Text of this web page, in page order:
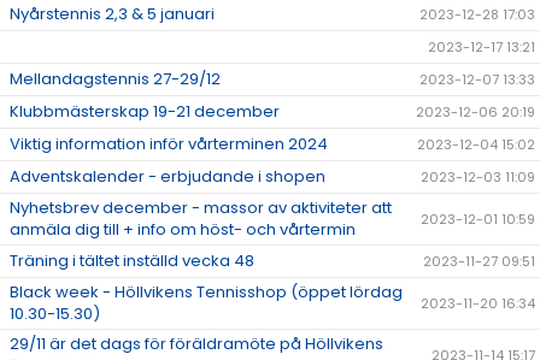
Nyårstennis 2,3 & 5 januari
2023-12-28 17:03
2023-12-17 13:21
Mellandagstennis 27-29/12 2023-12-07 13:33
Klubbmästerskap 19-21 december 2023-12-06 20:19
Viktig information inför vårterminen 2024 2023-12-04 15:02
Adventskalender - erbjudande i shopen 2023-12-03 11:09
Nyhetsbrev december - massor av aktiviteter att
anmäla dig till + info om höst- och vårtermin
2023-12-01 10:59
Träning i tältet inställd vecka 48 2023-11-27 09:51
Black week - Höllvikens Tennisshop (öppet lördag
10.30-15.30)
2023-11-20 16:34
29/11 är det dags för föräldramöte på Höllvikens
2023-11-14 15:17